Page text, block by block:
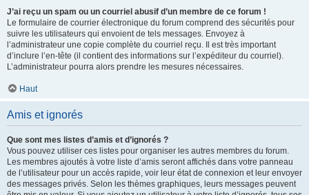
J’ai reçu un spam ou un courriel abusif d’un membre de ce forum !
Le formulaire de courrier électronique du forum comprend des sécurités pour
suivre les utilisateurs qui envoient de tels messages. Envoyez à
l’administrateur une copie complète du courriel reçu. Il est très important
d’inclure l’en-tête (il contient des informations sur l’expéditeur du courriel).
L’administrateur pourra alors prendre les mesures nécessaires.
Haut
Amis et ignorés
Que sont mes listes d’amis et d’ignorés ?
Vous pouvez utiliser ces listes pour organiser les autres membres du forum.
Les membres ajoutés à votre liste d’amis seront affichés dans votre panneau
de l’utilisateur pour un accès rapide, voir leur état de connexion et leur envoyer
des messages privés. Selon les thèmes graphiques, leurs messages peuvent